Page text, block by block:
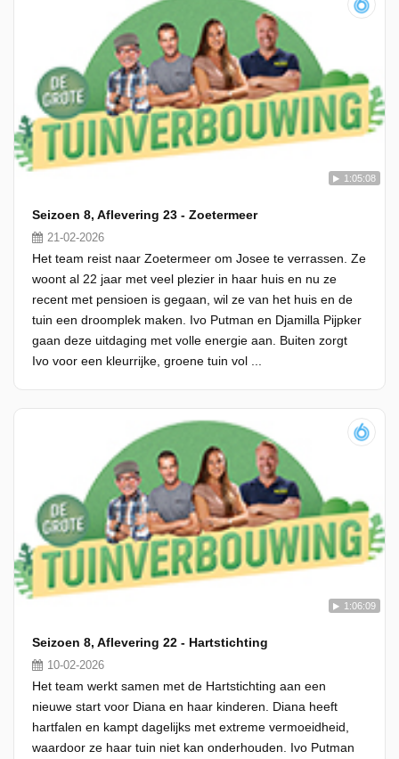
1:05:08
Seizoen 8, Aflevering 23 - Zoetermeer
21-02-2026
Het team reist naar Zoetermeer om Josee te verrassen. Ze
woont al 22 jaar met veel plezier in haar huis en nu ze
recent met pensioen is gegaan, wil ze van het huis en de
tuin een droomplek maken. Ivo Putman en Djamilla Pijpker
gaan deze uitdaging met volle energie aan. Buiten zorgt
Ivo voor een kleurrijke, groene tuin vol ...
1:06:09
Seizoen 8, Aflevering 22 - Hartstichting
10-02-2026
Het team werkt samen met de Hartstichting aan een
nieuwe start voor Diana en haar kinderen. Diana heeft
hartfalen en kampt dagelijks met extreme vermoeidheid,
waardoor ze haar tuin niet kan onderhouden. Ivo Putman